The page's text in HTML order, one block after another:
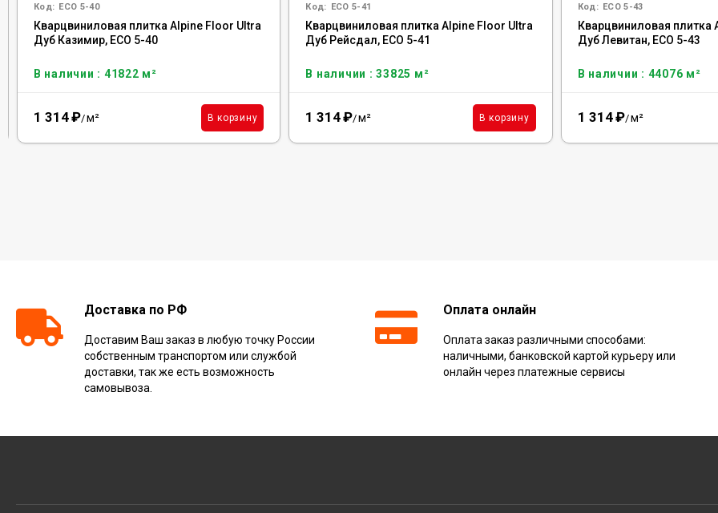
Код: ECO 5-40
Кварцвиниловая плитка Alpine Floor Ultra
Дуб Казимир, ЕСО 5-40
В наличии : 41822 м²
1 314₽/м² В корзину
Код: ECO 5-41
Кварцвиниловая плитка Alpine Floor Ultra
Дуб Рейсдал, ЕСО 5-41
В наличии : 33825 м²
1 314₽/м² В корзину
Код: ECO 5-43
Кварцвиниловая плитка
Дуб Левитан, ЕСО 5-43
В наличии : 44076 м²
1 314₽/м²
Доставка по РФ
Доставим Ваш заказ в любую точку России
собственным транспортом или службой
доставки, так же есть возможность
самовывоза.
Оплата онлайн
Оплата заказ различными способами:
наличными, банковской картой курьеру или
онлайн через платежные сервисы